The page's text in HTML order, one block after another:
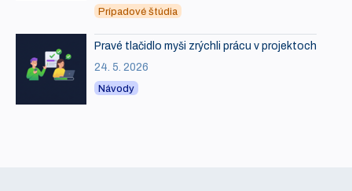
Prípadové štúdia
Pravé tlačidlo myši zrýchli prácu v projektoch
24. 5. 2026
Návody